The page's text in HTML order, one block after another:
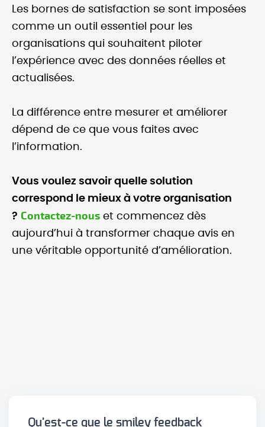
Les bornes de satisfaction se sont imposées
comme un outil essentiel pour les
organisations qui souhaitent piloter
l’expérience avec des données réelles et
actualisées.
La différence entre mesurer et améliorer
dépend de ce que vous faites avec
l’information.
Vous voulez savoir quelle solution
correspond le mieux à votre organisation
? Contactez-nous et commencez dès
aujourd’hui à transformer chaque avis en
une véritable opportunité d’amélioration.
Qu'est-ce que le smiley feedback